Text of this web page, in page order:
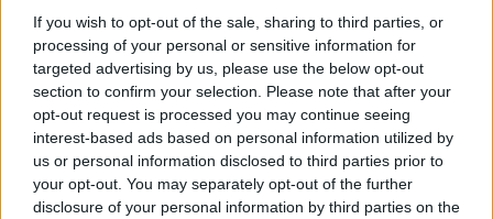
If you wish to opt-out of the sale, sharing to third parties, or
processing of your personal or sensitive information for
targeted advertising by us, please use the below opt-out
section to confirm your selection. Please note that after your
opt-out request is processed you may continue seeing
interest-based ads based on personal information utilized by
us or personal information disclosed to third parties prior to
your opt-out. You may separately opt-out of the further
disclosure of your personal information by third parties on the
alles perfekt kaum kam das R166 war dieser fehler da und
ging bis jetzt noch nicht weg und die antworten vom support
kannst du sowiso gleich mal vergessen lol am anfang
sagten die zu mir auch das es an meinen internet liegt,aber
die schneid hab ich denen gleich mal abgenommen
ich spiele auch noch andere games und lade mir filme vom
netz usw. und mein internet läuft immer sehr gut und hatte
noch fast nie probleme damit,ich halte uns betrofenen
spieler mal die daumen das es mit R167 wieder besser ist